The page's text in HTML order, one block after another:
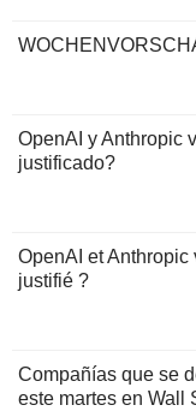
OpenAI y Anthropic
justificado?
OpenAI et
justifié ?
Compañías que se
este martes en Wall